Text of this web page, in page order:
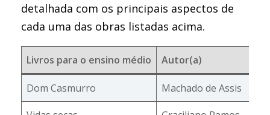
detalhada com os principais aspectos de
cada uma das obras listadas acima.
Livros para o ensino médio Autor(a)
Dom Casmurro Machado de Assis